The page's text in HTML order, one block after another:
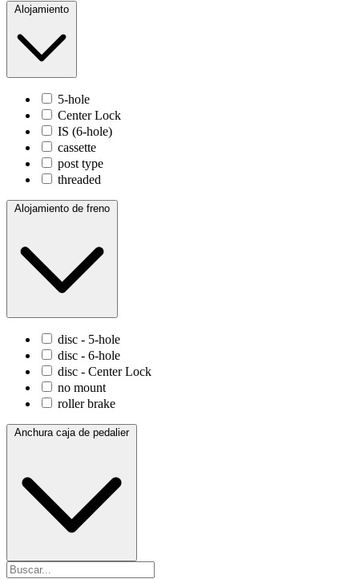
Alojamiento
5-hole
Center Lock
IS (6-hole)
cassette
post type
threaded
Alojamiento de freno
disc - 5-hole
disc - 6-hole
disc - Center Lock
no mount
roller brake
Anchura caja de pedalier